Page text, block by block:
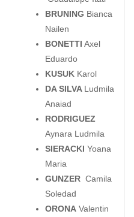
BRUNING Bianca
Nailen
BONETTI Axel
Eduardo
KUSUK Karol
DA SILVA Ludmila
Anaiad
RODRIGUEZ
Aynara Ludmila
SIERACKI Yoana
Maria
GUNZER Camila
Soledad
ORONA Valentin